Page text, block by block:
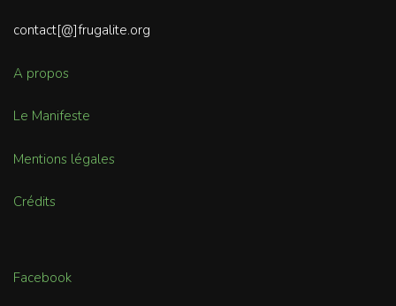
contact[@]frugalite.org
A propos
Le Manifeste
Mentions légales
Crédits
Facebook